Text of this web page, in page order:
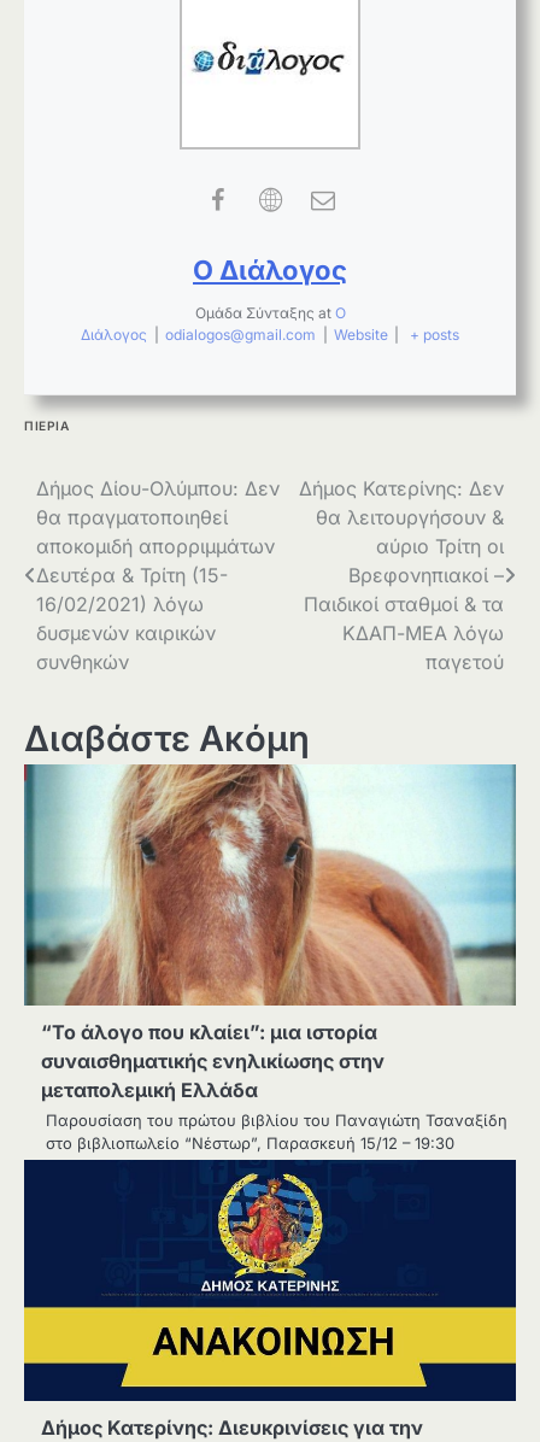
Ο Διάλογος
Ομάδα Σύνταξης at Ο
Διάλογος
odialogos@gmail.com Website + posts
ΠΙΕΡΙΑ
Πλοήγηση
άρθρων
Δήμος Δίου-Ολύμπου: Δεν
θα πραγματοποιηθεί
αποκομιδή απορριμμάτων
Δευτέρα & Τρίτη (15-
16/02/2021) λόγω
δυσμενών καιρικών
συνθηκών
Δήμος Κατερίνης: Δεν
θα λειτουργήσουν &
αύριο Τρίτη οι
Βρεφονηπιακοί –
Παιδικοί σταθμοί & τα
ΚΔΑΠ-ΜΕΑ λόγω
παγετού
Διαβάστε Ακόμη
“Το άλογο που κλαίει”: μια ιστορία
συναισθηματικής ενηλικίωσης στην
μεταπολεμική Ελλάδα
Παρουσίαση του πρώτου βιβλίου του Παναγιώτη Τσαναξίδη
στο βιβλιοπωλείο “Νέστωρ”, Παρασκευή 15/12 – 19:30
Δήμος Κατερίνης: Διευκρινίσεις για την